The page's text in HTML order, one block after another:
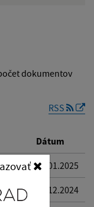
dokumentov
RSS
Dátum
07.01.2025
12.12.2024